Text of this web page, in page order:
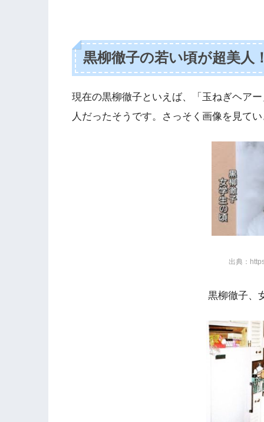
黒柳徹子の若い頃が超美人
現在の黒柳徹子といえば、「玉ねぎヘア
人だったそうです。さっそく画像を見てい
出典：
黒柳徹子、